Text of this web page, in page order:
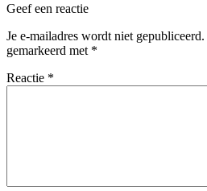
Geef een reactie
Je e-mailadres wordt niet gepubliceerd.
gemarkeerd met *
Reactie *